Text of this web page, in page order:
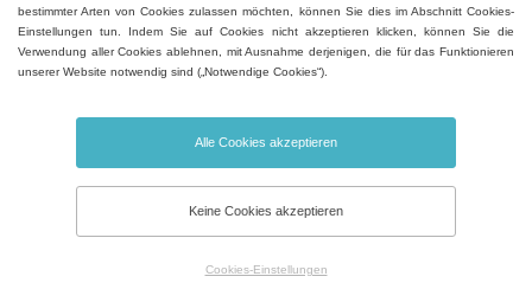
(außer Volumen 404, 707, 1212)
Alarm geöffneter Tür
Hinweis auf eine offene Tür, die
Öffnungszeit kann man einstellen.
bestimmter Arten von Cookies zulassen möchten, können Sie dies im Abschnitt Cookies-
Einstellungen tun. Indem Sie auf Cookies nicht akzeptieren klicken, können Sie die
Verwendung aller Cookies ablehnen, mit Ausnahme derjenigen, die für das Funktionieren
unserer Website notwendig sind („Notwendige Cookies“).
Alle Cookies akzeptieren
Keine Cookies akzeptieren
Cookies-Einstellungen